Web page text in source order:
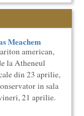
generala
generala
Meachem
american,
la Atheneul
din 23 aprilie,
in sala
21 aprilie.